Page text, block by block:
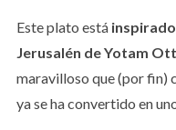
Este plato está
Jerusalén de Yotam
maravilloso que (por fin)
ya se ha convertido en